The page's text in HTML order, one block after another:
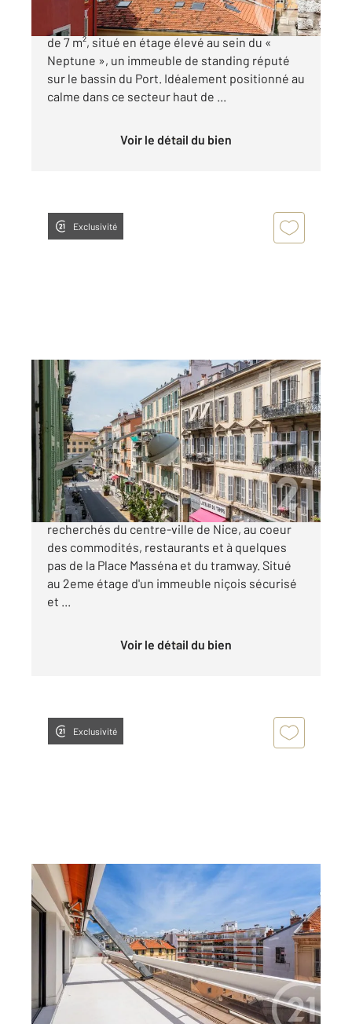
NICE - PORT : 2 pièces de 55 m² avec un balcon
de 7 m², situé en étage élevé au sein du «
Neptune », un immeuble de standing réputé
sur le bassin du Port. Idéalement positionné au
calme dans ce secteur haut de ...
Voir le détail du bien
Exclusivité
NICE 06
44 m
Ref : 2286
Appartement T2 à vendre
268 000 €
NICE - WILSON: Dans l'un des quartiers les plus
recherchés du centre-ville de Nice, au coeur
des commodités, restaurants et à quelques
pas de la Place Masséna et du tramway. Situé
au 2eme étage d'un immeuble niçois sécurisé
et ...
Voir le détail du bien
Exclusivité
NICE 06
86,85 m2 , 3 pièces
Ref : 2282
Appartement F3 à vendre
1 290 000 €
NICE CARRE D'OR - Dans le quartier le plus